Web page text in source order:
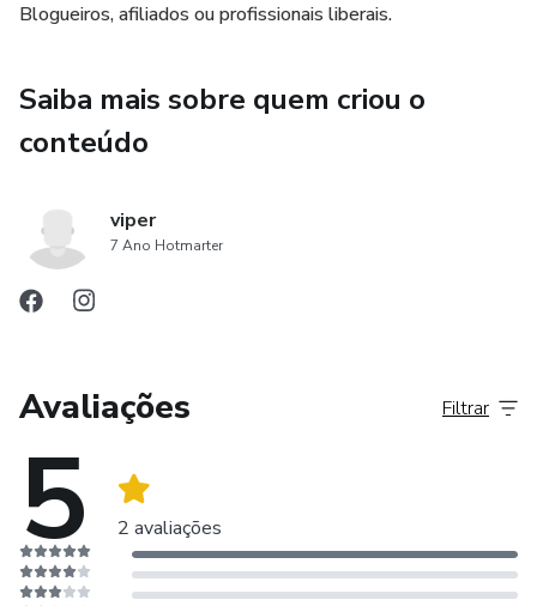
Blogueiros, afiliados ou profissionais liberais.
Saiba mais sobre quem criou o
conteúdo
viper
7 Ano Hotmarter
Avaliações
5 2 avaliações
Filtrar